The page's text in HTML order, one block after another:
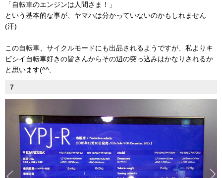
「自転車のエンジンは人間さま！」
という基本的な事が、ヤマハは分かっていないのかもしれません
(汗)
この自転車、サイクルモードにも出品されるようですが、私よりキ
ビシイ自転車好きの皆さんからその辺の突っ込みはかなりされるか
と思います(^^;
7